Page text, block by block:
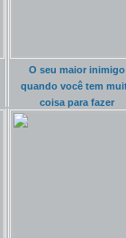
O seu maior inimigo
quando você tem
coisa para fazer